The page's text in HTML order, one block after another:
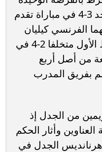
لانقاذ الموسم بخسارته الأحد 3-4 في مباراة تقدم
الفرنسي كيليان
مبابي، قبل أن ينهي الشوط الأول متخلفا 2-4 في
من أصل أربع
بفريق المدرب
من الجدل إذ
وأثار الحكم
هرنانديس الجدل في